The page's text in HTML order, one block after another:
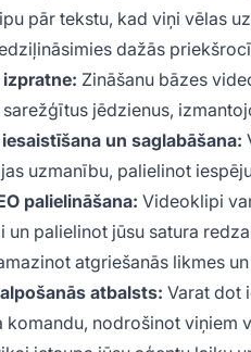
pār tekstu, kad viņi vēlas
dažās
izpratne: Zināšanu bāzes
sarežģītus jēdzienus,
un saglabāšana:
uzmanību, palielinot
palielināšana: Videoklipi
un palielinot jūsu satura
atgriešanās likmes
atbalsts: Varat dot
komandu, nodrošinot viņiem